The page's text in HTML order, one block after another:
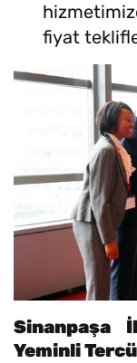
fiyat
Sinanpaşa
Yeminli